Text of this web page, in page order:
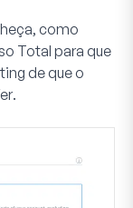
como
Total para que
de que o
.